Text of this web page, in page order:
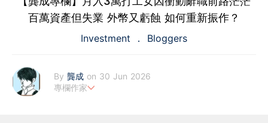
百萬資產但失業 外幣又虧蝕 如何重新振作？
Investment Bloggers
By 龔成 on 30 Jun 2026
專欄作家